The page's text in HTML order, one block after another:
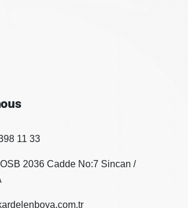
11 33
2036 Cadde No:7 Sincan /